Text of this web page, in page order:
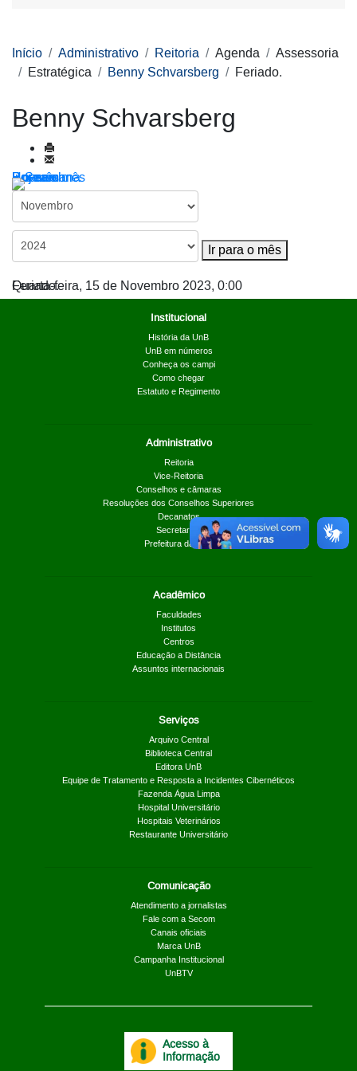
Início Administrativo Reitoria Agenda
Assessoria
Estratégica
Benny Schvarsberg Feriado.
Benny Schvarsberg
Por ano
Por mês
Por semana
Hoje
Ir para o mês
Ir para o mês
Feriado.
Quarta-feira, 15 de Novembro 2023, 0:00
Institucional
História da UnB
UnB em números
Conheça os campi
Como chegar
Estatuto e Regimento
Administrativo
Reitoria
Vice-Reitoria
Conselhos e câmaras
Resoluções dos Conselhos Superiores
Decanatos
Secretarias
Prefeitura da UnB
Acadêmico
Faculdades
Institutos
Centros
Educação a Distância
Assuntos internacionais
Serviços
Arquivo Central
Biblioteca Central
Editora UnB
Equipe de Tratamento e Resposta a Incidentes Cibernéticos
Fazenda Água Limpa
Hospital Universitário
Hospitais Veterinários
Restaurante Universitário
Comunicação
Atendimento a jornalistas
Fale com a Secom
Canais oficiais
Marca UnB
Campanha Institucional
UnBTV
Acesso à
Informação